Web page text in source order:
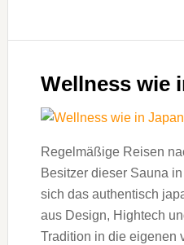
Wellness wie
Regelmäßige Reisen
Besitzer dieser Sauna
sich das authentisch
aus Design, Hightech
Tradition in die eigenen